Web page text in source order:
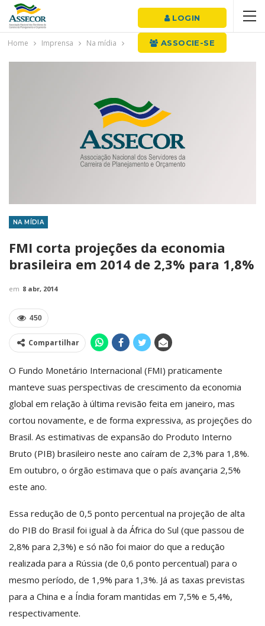
LOGIN
ASSOCIE-SE
Home Imprensa Na mídia
NA MÍDIA
FMI corta projeções da economia
brasileira em 2014 de 2,3% para 1,8%
em 8 abr, 2014
450
Compartilhar
O Fundo Monetário Internacional (FMI) praticamente
manteve suas perspectivas de crescimento da economia
global em relação à última revisão feita em janeiro, mas
cortou novamente, e de forma expressiva, as projeções do
Brasil. As estimativas de expansão do Produto Interno
Bruto (PIB) brasileiro neste ano caíram de 2,3% para 1,8%.
Em outubro, o órgão estimava que o país avançaria 2,5%
este ano.
Essa redução de 0,5 ponto percentual na projeção de alta
do PIB do Brasil foi igual à da África do Sul (que passou de
2,8% para 2,3%) e só não foi maior do que a redução
realizada para a Rússia (de 0,6 ponto percentual) para o
mesmo período, de 1,9% para 1,3%. Já as taxas previstas
para a China e a Índia foram mantidas em 7,5% e 5,4%,
respectivamente.